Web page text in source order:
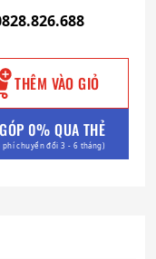
THÊM VÀO GIỎ
0% QUA THẺ
phí chuyển đổi 3 - 6 tháng)